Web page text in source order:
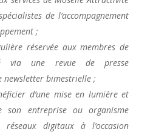
de l’accompagnement
;
réservée aux membres de
via une revue de presse
newsletter bimestrielle ;
d’une mise en lumière et
son entreprise ou organisme
digitaux à l’occasion